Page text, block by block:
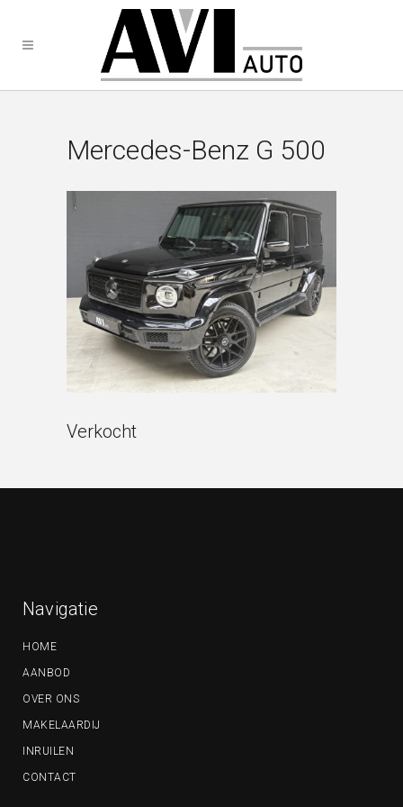
Mercedes-Benz G 500
Verkocht
Navigatie
HOME
AANBOD
OVER ONS
MAKELAARDIJ
INRUILEN
CONTACT